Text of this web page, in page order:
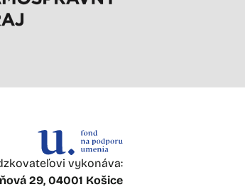
vykonáva:
29, 04001 Košice